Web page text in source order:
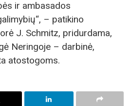
ir ambasados
– patikino
J. Schmitz, pridurdama,
Neringoje – darbinė,
atostogoms.